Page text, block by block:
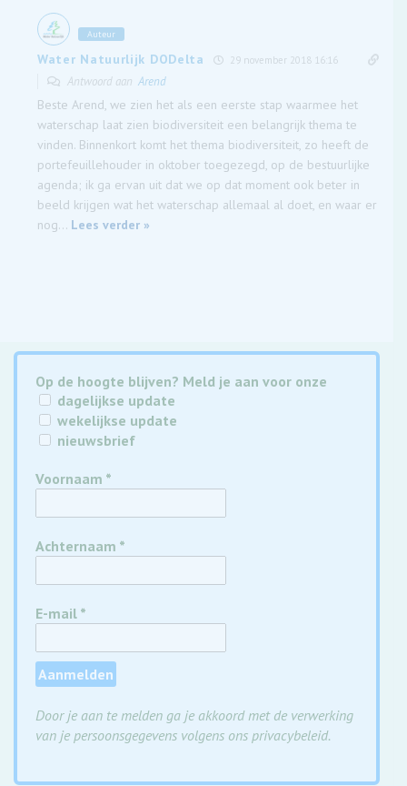
Auteur
Water Natuurlijk DODelta 29 november 2018 16:16
Antwoord aan Arend
Beste Arend, we zien het als een eerste stap waarmee het
waterschap laat zien biodiversiteit een belangrijk thema te
vinden. Binnenkort komt het thema biodiversiteit, zo heeft de
portefeuillehouder in oktober toegezegd, op de bestuurlijke
agenda; ik ga ervan uit dat we op dat moment ook beter in
beeld krijgen wat het waterschap allemaal al doet, en waar er
nog… Lees verder »
Op de hoogte blijven? Meld je aan voor onze
dagelijkse update
wekelijkse update
nieuwsbrief
Voornaam *
Achternaam *
E-mail *
Door je aan te melden ga je akkoord met de verwerking
van je persoonsgegevens volgens ons privacybeleid.